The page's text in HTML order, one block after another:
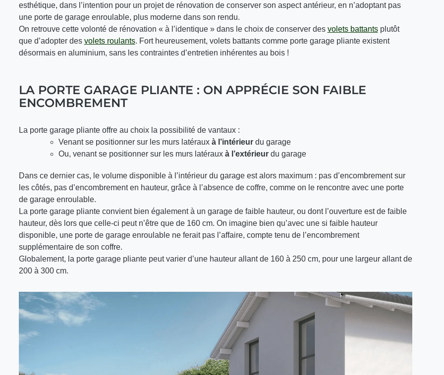
esthétique, dans l’intention pour un projet de rénovation de conserver son aspect antérieur, en n’adoptant pas
une porte de garage enroulable, plus moderne dans son rendu.
On retrouve cette volonté de rénovation « à l’identique » dans le choix de conserver des volets battantsplutôt
que d’adopter des volets roulants. Fort heureusement, volets battants comme porte garage pliante existent
désormais en aluminium, sans les contraintes d’entretien inhérentes au bois !
LA PORTE GARAGE PLIANTE : ON APPRÉCIE SON FAIBLE
ENCOMBREMENT
La porte garage pliante offre au choix la possibilité de vantaux :
Venant se positionner sur les murs latéraux à l’intérieurdu garage
Ou, venant se positionner sur les murs latéraux à l’extérieurdu garage
Dans ce dernier cas, le volume disponible à l’intérieur du garage est alors maximum : pas d’encombrement sur
les côtés, pas d’encombrement en hauteur, grâce à l’absence de coffre, comme on le rencontre avec une porte
de garage enroulable.
La porte garage pliante convient bien également à un garage de faible hauteur, ou dont l’ouverture est de faible
hauteur, dès lors que celle-ci peut n’être que de 160 cm. On imagine bien qu’avec une si faible hauteur
disponible, une porte de garage enroulable ne ferait pas l’affaire, compte tenu de l’encombrement
supplémentaire de son coffre.
Globalement, la porte garage pliante peut varier d’une hauteur allant de 160 à 250 cm, pour une largeur allant de
200 à 300 cm.